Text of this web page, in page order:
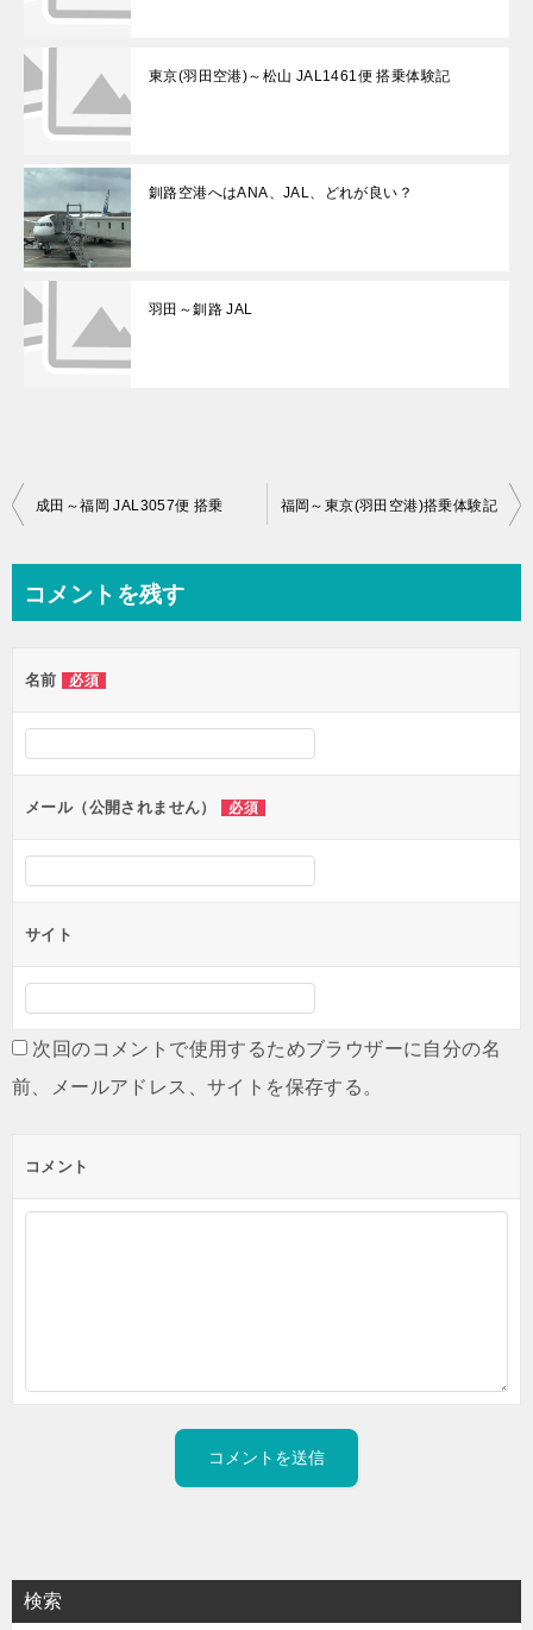
東京(羽田空港)～松山 JAL1461便 搭乗体験記
釧路空港へはANA、JAL、どれが良い？
羽田～釧路 JAL
投
ビ
ー
シ
ン
成田～福岡 JAL3057便 搭乗 福岡～東京(羽田空港)搭乗体験記
コメントを残す
名前 必須
メール（公開されません） 必須
サイト
次回のコメントで使用するためブラウザーに自分の名
前、メールアドレス、サイトを保存する。
コメント
検索